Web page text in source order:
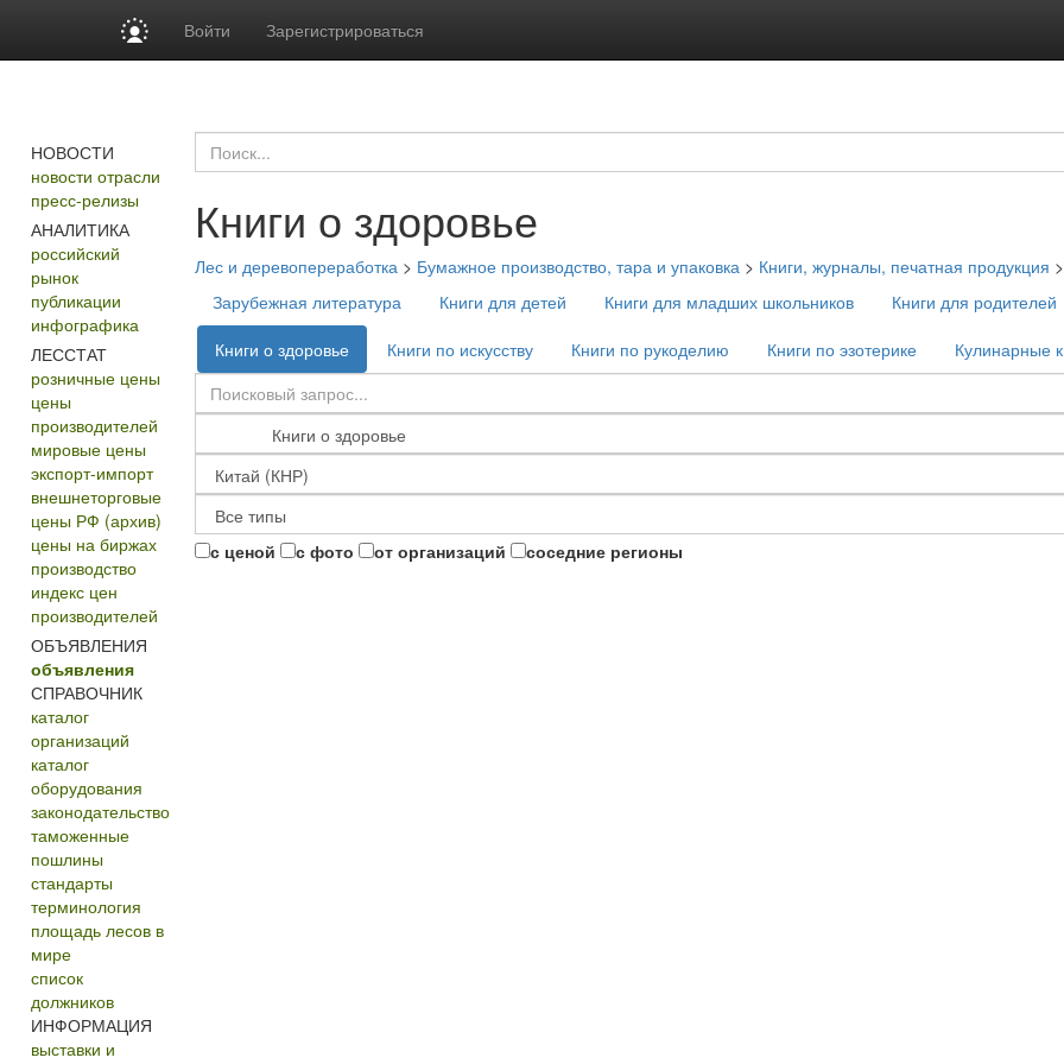
Войти Зарегистрироваться
НОВОСТИ
новости отрасли
пресс-релизы
АНАЛИТИКА
российский
рынок
публикации
инфографика
ЛЕССТАТ
розничные цены
цены
производителей
мировые цены
экспорт-импорт
внешнеторговые
цены РФ (архив)
цены на биржах
производство
индекс цен
производителей
ОБЪЯВЛЕНИЯ
объявления
СПРАВОЧНИК
каталог
организаций
каталог
оборудования
законодательство
таможенные
пошлины
стандарты
терминология
площадь лесов в
мире
список
должников
ИНФОРМАЦИЯ
выставки и
Книги о здоровье
Лес и деревопереработка> Бумажное производство, тара и упаковка> Книги, журналы, печатная продукция
Зарубежная литература
Книги для детей Книги для младших школьников
Книги для родителей
Книги о здоровье
Книги по искусству Книги по рукоделию Книги по эзотерике Кулинарные
с ценой с фото от организаций соседние регионы